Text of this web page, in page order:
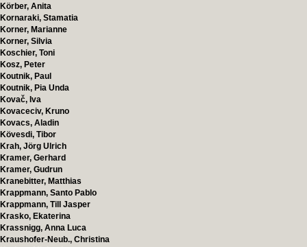
Körber, Anita
Kornaraki, Stamatia
Korner, Marianne
Korner, Silvia
Koschier, Toni
Kosz, Peter
Koutnik, Paul
Koutnik, Pia Unda
Kovač, Iva
Kovaceciv, Kruno
Kovacs, Aladin
Kövesdi, Tibor
Krah, Jörg Ulrich
Kramer, Gerhard
Kramer, Gudrun
Kranebitter, Matthias
Krappmann, Santo Pablo
Krappmann, Till Jasper
Krasko, Ekaterina
Krassnigg, Anna Luca
Kraushofer-Neub., Christina